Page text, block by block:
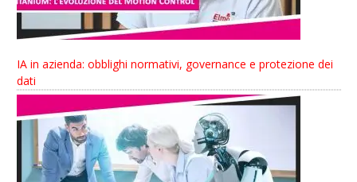
IA in azienda: obblighi normativi, governance e protezione dei
dati